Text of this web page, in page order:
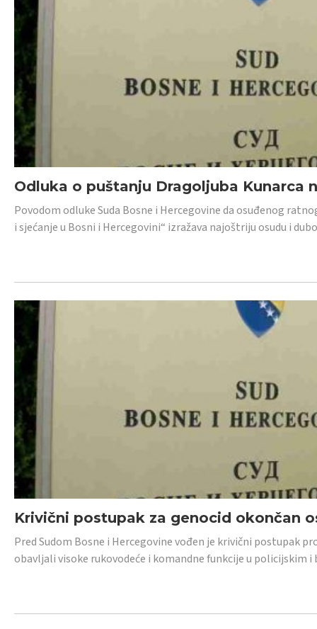
Odluka o puštanju Dragoljuba Kunarca
Povodom odluke Suda Bosne i Hercegovine da osuđenog
i sjećanje u Bosni i Hercegovini“ izražava najoštriju osudu i
Krivični postupak za genocid okončan
Pred Sudom Bosne i Hercegovine vođen je krivični postupak
obavljali visoke rukovodeće i komandne funkcije u policijskim